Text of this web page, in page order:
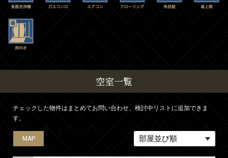
空室一覧
チェックした物件はまとめてお問い合わせ、検討中リストに追加できま
す。
MAP